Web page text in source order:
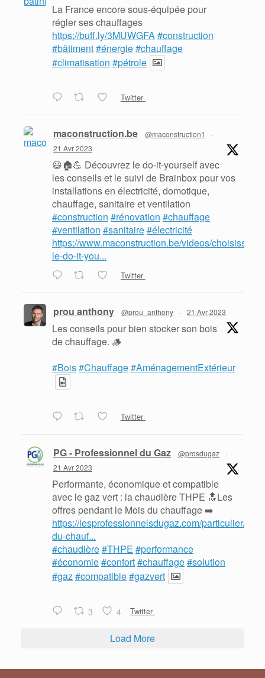
La France encore sous-équipée pour
régler ses chauffages
https://buff.ly/3MUWGFA#construction
#bâtiment#énergie#chauffage
#climatisation #pétrole
Twitter
maconstruction.be @maconstruction1
·
21 Avr 2023
😃🏠💪 Découvrez le do-it-yourself avec
les conseils et le suivi de Brainbox pour vos
installations en électricité, domotique,
chauffage, sanitaire et ventilation
#construction #rénovation #chauffage
#ventilation #sanitaire#électricité
https://www.maconstruction.be/videos/choisissez-
le-do-it-you...
Twitter
prou anthony @prou_anthony · 21 Avr 2023
Les conseils pour bien stocker son bois
de chauffage. 🪵
#Bois#Chauffage#AménagementExtérieur
Twitter
PG - Professionnel du Gaz @prosdugaz
·
21 Avr 2023
Performante, économique et compatible
avec le gaz vert : la chaudière THPE 🔝Les
offres pendant le Mois du chauffage ➡️
https://lesprofessionnelsdugaz.com/particulier/
du-chauf...
#chaudière#THPE #performance
#économie#confort#chauffage#solution
#gaz#compatible#gazvert
3 4 Twitter
Load More